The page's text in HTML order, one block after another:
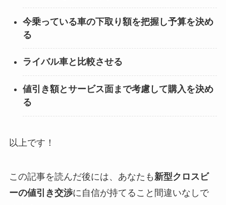
今乗っている車の下取り額を把握し予算を決め
る
ライバル車と比較させる
値引き額とサービス面まで考慮して購入を決め
る
以上です！
この記事を読んだ後には、あなたも新型クロスビ
ーの値引き交渉に自信が持てること間違いなしで